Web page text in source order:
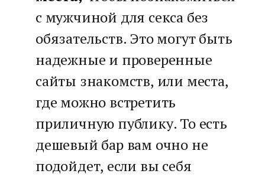
с мужчиной для секса без
обязательств. Это могут быть
надежные и проверенные
сайты знакомств, или места,
где можно встретить
приличную публику. То есть
дешевый бар вам очно не
подойдет, если вы себя